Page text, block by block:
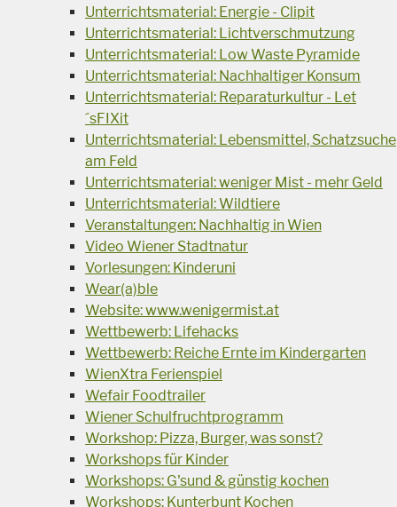
Unterrichtsmaterial: Energie - Clipit
Unterrichtsmaterial: Lichtverschmutzung
Unterrichtsmaterial: Low Waste Pyramide
Unterrichtsmaterial: Nachhaltiger Konsum
Unterrichtsmaterial: Reparaturkultur - Let
´sFIXit
Unterrichtsmaterial: Lebensmittel, Schatzsuche
am Feld
Unterrichtsmaterial: weniger Mist - mehr Geld
Unterrichtsmaterial: Wildtiere
Veranstaltungen: Nachhaltig in Wien
Video Wiener Stadtnatur
Vorlesungen: Kinderuni
Wear(a)ble
Website: www.wenigermist.at
Wettbewerb: Lifehacks
Wettbewerb: Reiche Ernte im Kindergarten
WienXtra Ferienspiel
Wefair Foodtrailer
Wiener Schulfruchtprogramm
Workshop: Pizza, Burger, was sonst?
Workshops für Kinder
Workshops: G'sund & günstig kochen
Workshops: Kunterbunt Kochen